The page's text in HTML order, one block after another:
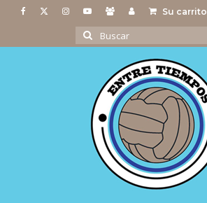
Su carrito
Buscar
por: